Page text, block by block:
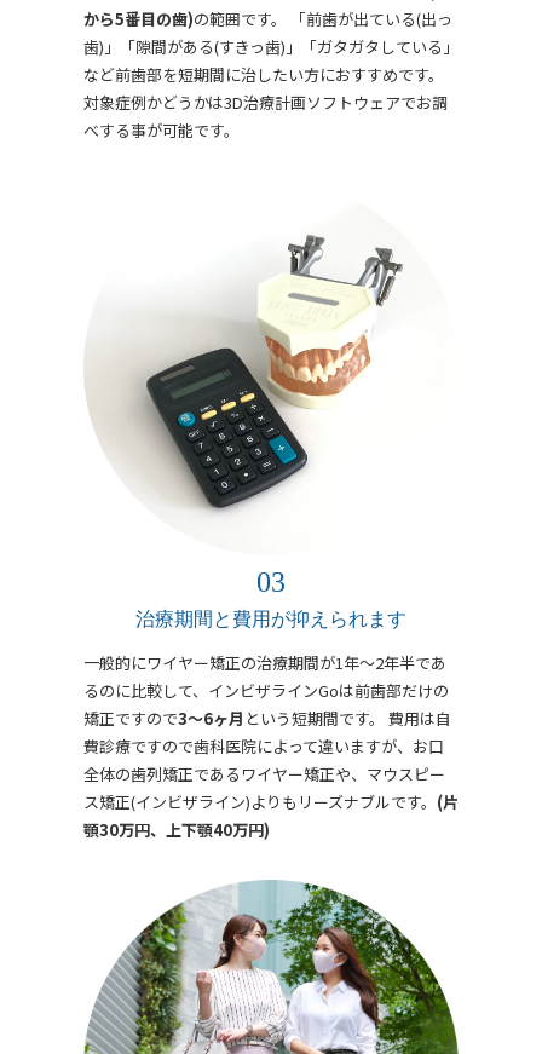
から5番目の歯)の範囲です。 「前歯が出ている(出っ
歯)」「隙間がある(すきっ歯)」「ガタガタしている」
など前歯部を短期間に治したい方におすすめです。
対象症例かどうかは3D治療計画ソフトウェアでお調
べする事が可能です。
治療期間と費用が抑えられます
一般的にワイヤー矯正の治療期間が1年～2年半であ
るのに比較して、インビザラインGoは前歯部だけの
矯正ですので3～6ヶ月 という短期間です。 費用は自
費診療ですので歯科医院によって違いますが、お口
全体の歯列矯正であるワイヤー矯正や、マウスピー
ス矯正(インビザライン)よりもリーズナブルです。 (片
顎30万円、上下顎40万円)